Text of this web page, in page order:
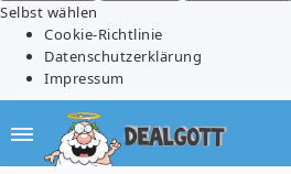
Selbst wählen
Cookie-Richtlinie
Datenschutzerklärung
Impressum